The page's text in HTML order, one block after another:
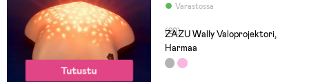
Varastossa
(20)
ZAZU Wally Valoprojektori,
Harmaa